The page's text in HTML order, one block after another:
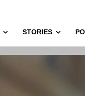
STORIES